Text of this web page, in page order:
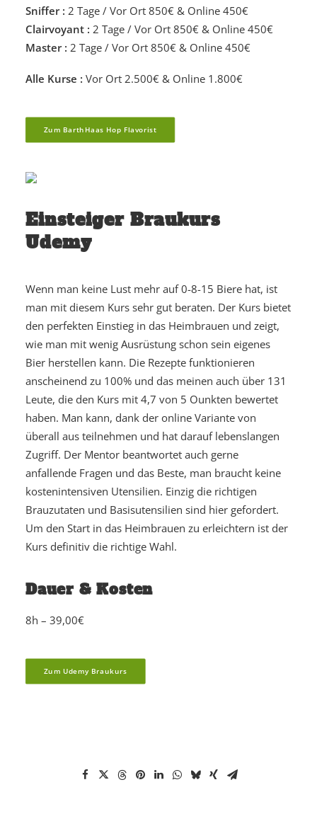
Sniffer : 2 Tage / Vor Ort 850€ & Online 450€
Clairvoyant : 2 Tage / Vor Ort 850€ & Online 450€
Master : 2 Tage / Vor Ort 850€ & Online 450€
Alle Kurse : Vor Ort 2.500€ & Online 1.800€
Zum BarthHaas Hop Flavorist
Einsteiger Braukurs
Udemy
Wenn man keine Lust mehr auf 0-8-15 Biere hat, ist
man mit diesem Kurs sehr gut beraten. Der Kurs bietet
den perfekten Einstieg in das Heimbrauen und zeigt,
wie man mit wenig Ausrüstung schon sein eigenes
Bier herstellen kann. Die Rezepte funktionieren
anscheinend zu 100% und das meinen auch über 131
Leute, die den Kurs mit 4,7 von 5 Ounkten bewertet
haben. Man kann, dank der online Variante von
überall aus teilnehmen und hat darauf lebenslangen
Zugriff. Der Mentor beantwortet auch gerne
anfallende Fragen und das Beste, man braucht keine
kostenintensiven Utensilien. Einzig die richtigen
Brauzutaten und Basisutensilien sind hier gefordert.
Um den Start in das Heimbrauen zu erleichtern ist der
Kurs definitiv die richtige Wahl.
Dauer & Kosten
8h – 39,00€
Zum Udemy Braukurs